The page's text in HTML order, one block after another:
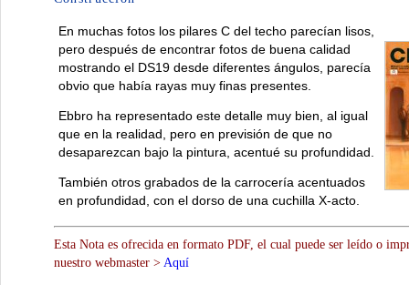
En muchas fotos los pilares C del techo parecían lisos,
pero después de encontrar fotos de buena calidad
mostrando el DS19 desde diferentes ángulos, parecía
obvio que había rayas muy finas presentes.
Ebbro ha representado este detalle muy bien, al igual
que en la realidad, pero en previsión de que no
desaparezcan bajo la pintura, acentué su profundidad.
También otros grabados de la carrocería acentuados
en profundidad, con el dorso de una cuchilla X-acto.
Esta Nota es ofrecida en formato PDF, el cual puede ser leído o
nuestro webmaster > Aquí